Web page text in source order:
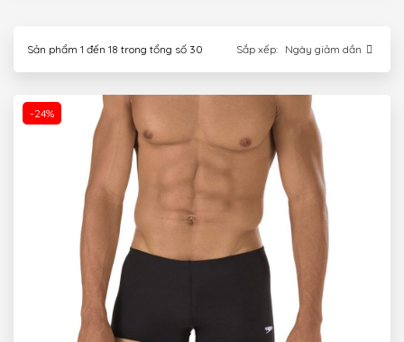
Sản phẩm 1 đến 18 trong tổng số 30 Sắp xếp: Ngày giảm dần
-24%